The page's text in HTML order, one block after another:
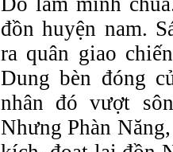
đồn huyện nam.
ra quân giao
Dung bèn đóng
nhân đó vượt
Nhưng Phàn